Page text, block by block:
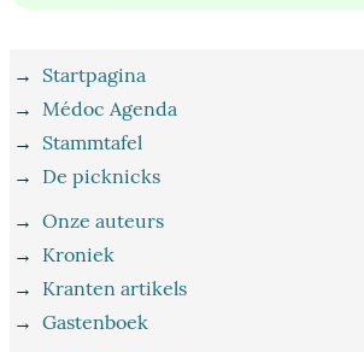
→ Startpagina
→Médoc Agenda
→ Stammtafel
→ De picknicks
→Onze auteurs
→ Kroniek
→ Kranten artikels
→Gastenboek